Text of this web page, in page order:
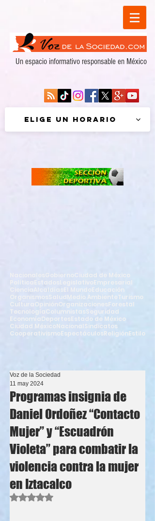
Un espacio informativo responsable en México
Elige un horario
Nacionales Gobierno Ciudad de México
PolíticaEstados LegislativoEmpresarial
Ciencia AlcaldíasEl MundoEducación
Organismos SaludMedio AmbienteTurismo
Cultura
OpiniónOrganizacionesForestal
TecnologíaColumnistasSeguridad
EconomíaDeportesEstado de México
Ciudad MéxicoNacionalSindicatos
CooperativismoEspectáculosReligiónEstilo
Programas insignia de
Daniel Ordoñez “Contacto
Mujer” y “Escuadrón
Violeta” para combatir la
violencia contra la mujer
en Iztacalco
Voz de la Sociedad
11 may 2024
Obtuvo NaN de 5 estrellas.